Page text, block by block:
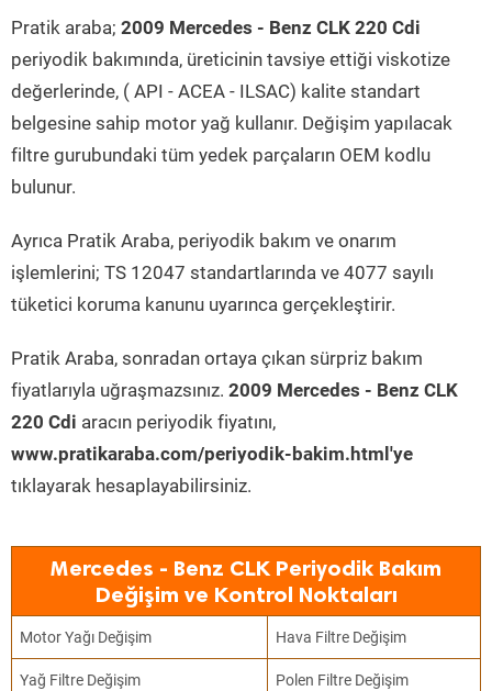
Pratik araba; 2009 Mercedes - Benz CLK 220 Cdi
periyodik bakımında, üreticinin tavsiye ettiği viskotize
değerlerinde, ( API - ACEA - ILSAC) kalite standart
belgesine sahip motor yağ kullanır. Değişim yapılacak
filtre gurubundaki tüm yedek parçaların OEM kodlu
bulunur.
Ayrıca Pratik Araba, periyodik bakım ve onarım
işlemlerini; TS 12047 standartlarında ve 4077 sayılı
tüketici koruma kanunu uyarınca gerçekleştirir.
Pratik Araba, sonradan ortaya çıkan sürpriz bakım
fiyatlarıyla uğraşmazsınız. 2009 Mercedes - Benz CLK
220 Cdi aracın periyodik fiyatını,
www.pratikaraba.com/periyodik-bakim.html'ye
tıklayarak hesaplayabilirsiniz.
Mercedes - Benz CLK Periyodik Bakım
Değişim ve Kontrol Noktaları
Motor Yağı Değişim Hava Filtre Değişim
Yağ Filtre Değişim Polen Filtre Değişim